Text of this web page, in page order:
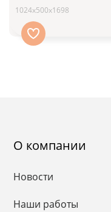
1024х500х1698
О компании
Новости
Наши работы